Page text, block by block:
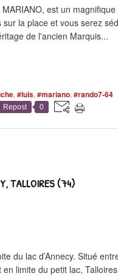
est un
la place et vous serez
de l'ancien Marquis...
, #luis, #mariano, #rando7-64
Repost 0
TALLOIRES (74)
du lac d’Annecy. Situé
limite du petit lac,